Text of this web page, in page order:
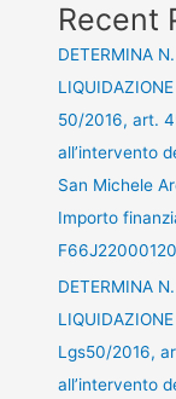
Recent
DETERMINA
50/2016, art.
all’intervento
San Michele
Importo
DETERMINA
Lgs50/2016,
all’intervento